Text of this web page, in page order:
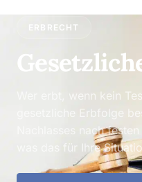
ERBRECHT
Wer erbt, wenn kein
gesetzliche Erbfolge
Nachlasses nach
was das für Ihre